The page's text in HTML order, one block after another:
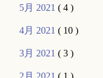
5月 2021( 4 )
4月 2021( 10 )
3月 2021( 3 )